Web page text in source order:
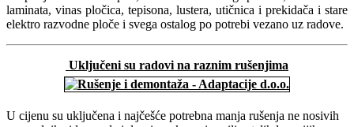
laminata, vinas pločica, tepisona, lustera, utičnica i prekidača i stare
elektro razvodne ploče i svega ostalog po potrebi vezano uz radove.
Uključeni su radovi na raznim rušenjima
U cijenu su uključena i najčešće potrebna manja rušenja ne nosivih